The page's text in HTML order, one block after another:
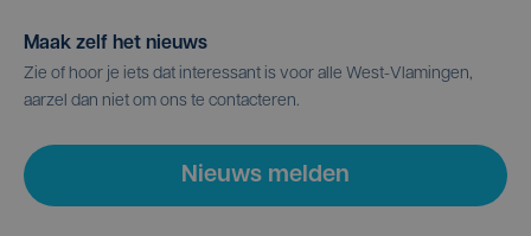
Maak zelf het nieuws
Zie of hoor je iets dat interessant is voor alle West-Vlamingen,
aarzel dan niet om ons te contacteren.
Nieuws melden